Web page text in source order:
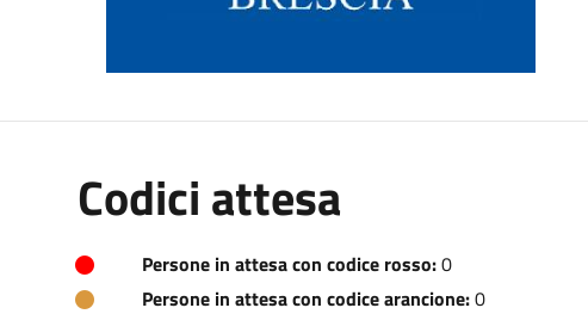
Codici attesa
Persone in attesa con codice rosso:0
Persone in attesa con codice arancione:0